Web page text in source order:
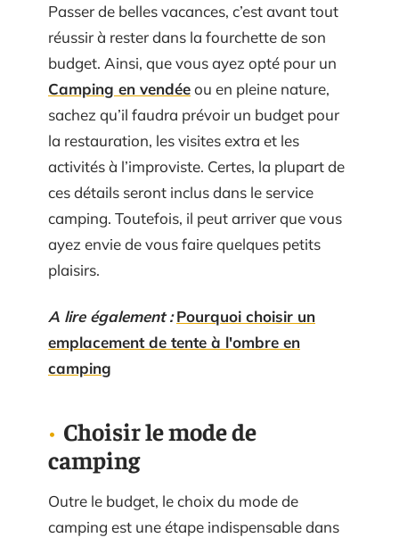
Passer de belles vacances, c’est avant tout
réussir à rester dans la fourchette de son
budget. Ainsi, que vous ayez opté pour un
Camping en vendéeou en pleine nature,
sachez qu’il faudra prévoir un budget pour
la restauration, les visites extra et les
activités à l’improviste. Certes, la plupart de
ces détails seront inclus dans le service
camping. Toutefois, il peut arriver que vous
ayez envie de vous faire quelques petits
plaisirs.
A lire également : Pourquoi choisir un
emplacement de tente à l'ombre en
camping
Choisir le mode de
camping
Outre le budget, le choix du mode de
camping est une étape indispensable dans